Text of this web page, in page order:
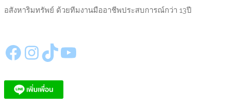
อสังหาริมทรัพย์ ด้วยทีมงานมืออาชีพประสบการณ์กว่า 13ปี
https://www.facebook.com/annapeproperty InstagramTikTok YouTube